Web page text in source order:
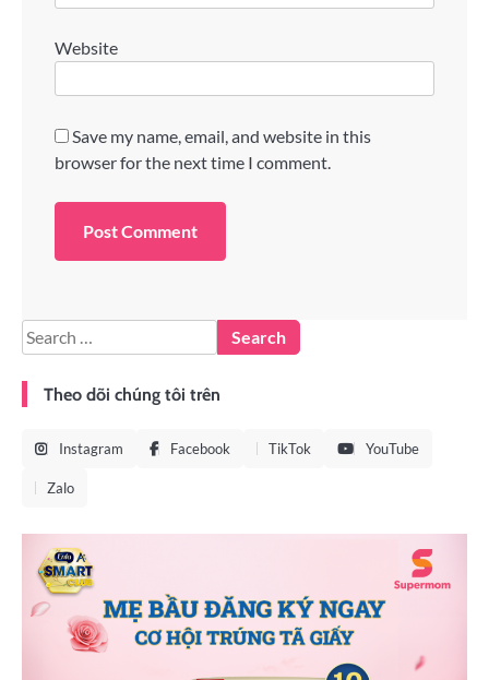
Website
Save my name, email, and website in this
browser for the next time I comment.
Theo dõi chúng tôi trên
Instagram Facebook TikTok YouTube
Zalo